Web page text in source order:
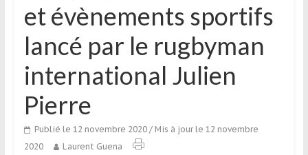
qui
voyageurs
ponctuels
ou
réguliers,
pratiquants,
passionnés
et évènements sportifs
lancé par le rugbyman
international Julien
Pierre
Publié le 12 novembre 2020/ Mis à jour le 12 novembre
2020
Laurent Guena